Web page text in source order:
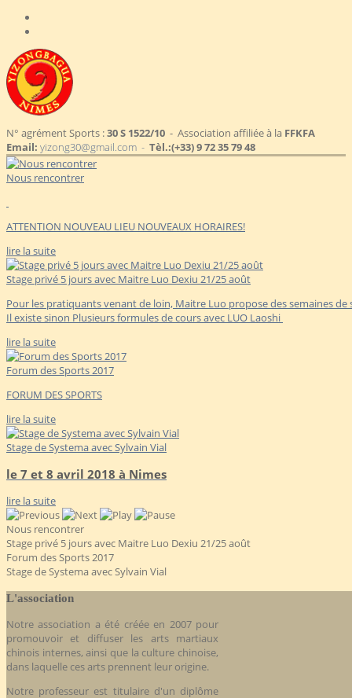
N° agrément Sports :30 S 1522/10 - Association affiliée à la FFKFA
Email: yizong30@gmail.com - Tèl.:(+33) 9 72 35 79 48
Nous rencontrer
ATTENTION NOUVEAU LIEU NOUVEAUX HORAIRES!
lire la suite
Stage privé 5 jours avec Maitre Luo Dexiu 21/25 août
Pour les pratiquants venant de loin, Maitre Luo propose des semaines
Il existe sinon Plusieurs formules de cours avec LUO Laoshi
lire la suite
Forum des Sports 2017
FORUM DES SPORTS
lire la suite
Stage de Systema avec Sylvain Vial
le 7 et 8 avril 2018 à Nimes
lire la suite
Nous rencontrer
Stage privé 5 jours avec Maitre Luo Dexiu 21/25 août
Forum des Sports 2017
Stage de Systema avec Sylvain Vial
L'association
Notre association a été créée en 2007 pour
promouvoir et diffuser les arts martiaux
chinois internes, ainsi que la culture chinoise,
dans laquelle ces arts prennent leur origine.
Notre professeur est titulaire d'un diplôme